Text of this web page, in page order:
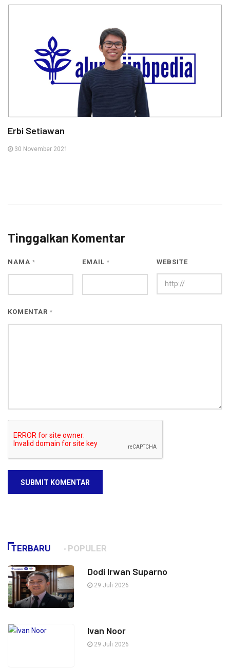
Erbi Setiawan
30 November 2021
Tinggalkan Komentar
NAMA * EMAIL * WEBSITE
KOMENTAR *
SUBMIT KOMENTAR
TERBARU POPULER
Dodi Irwan Suparno
29 Juli 2026
Ivan Noor
29 Juli 2026